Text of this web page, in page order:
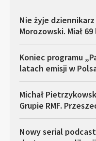
Nie żyje
Morozowski. Miał
Koniec programu
latach emisji w
Michał
Grupie RMF.
Nowy serial